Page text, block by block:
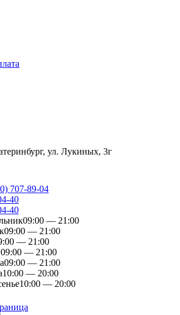
ул. Лукиных, 3г
707-89-04
40
40
09:00 — 21:00
09:00 — 21:00
— 21:00
09:00 — 21:00
09:00 — 21:00
10:00 — 20:00
10:00 — 20:00